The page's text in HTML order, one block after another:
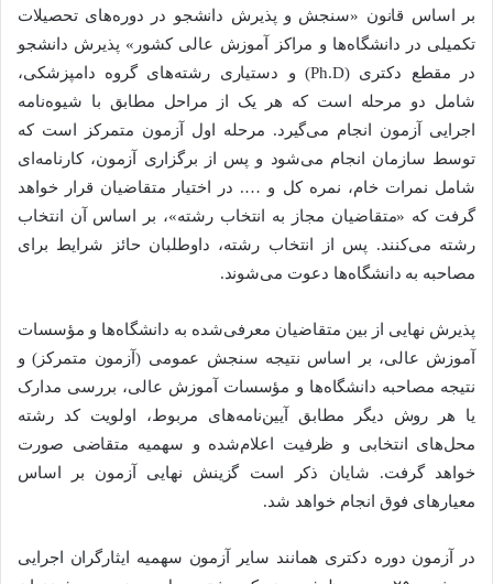
بر اساس قانون «سنجش و پذیرش دانشجو در دوره‌های تحصیلات
تکمیلی در دانشگاه‌ها و مراکز آموزش عالی کشور» پذیرش دانشجو
در مقطع دکتری (Ph.D) و دستیاری رشته‌های گروه دامپزشکی،
شامل دو مرحله است که هر یک از مراحل مطابق با شیوه‌نامه
اجرایی آزمون انجام می‌گیرد. مرحله اول آزمون متمرکز است که
توسط سازمان انجام می‌شود و پس از برگزاری آزمون، کارنامه‌ای
شامل نمرات خام، نمره کل و …. در اختیار متقاضیان قرار خواهد
گرفت که «متقاضیان مجاز به انتخاب رشته»، بر اساس آن انتخاب
رشته می‌کنند. پس از انتخاب رشته، داوطلبان حائز شرایط برای
مصاحبه به دانشگاه‌ها دعوت می‌شوند.
پذیرش نهایی از بین متقاضیان معرفی‌شده به دانشگاه‌ها و مؤسسات
آموزش عالی، بر اساس نتیجه سنجش عمومی (آزمون متمرکز) و
نتیجه مصاحبه دانشگاه‌ها و مؤسسات آموزش عالی، بررسی مدارک
یا هر روش دیگر مطابق آیین‌نامه‌های مربوط، اولویت کد رشته
محل‌های انتخابی و ظرفیت اعلام‌شده و سهمیه متقاضی صورت
خواهد گرفت. شایان ذکر است گزینش نهایی آزمون بر اساس
معیارهای فوق انجام خواهد شد.
در آزمون دوره دکتری همانند سایر آزمون سهمیه ایثارگران اجرایی